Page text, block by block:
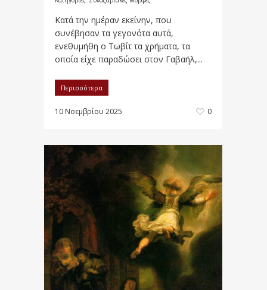
Κατά την ημέραν εκείνην, που
συνέβησαν τα γεγονότα αυτά,
ενεθυμήθη ο Τωβίτ τα χρήματα, τα
οποία είχε παραδώσει στον Γαβαήλ,...
Περισσότερα
10 Νοεμβρίου 2025 0